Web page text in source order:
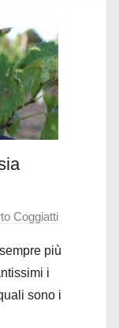
Coggiatti
più
i
sono i